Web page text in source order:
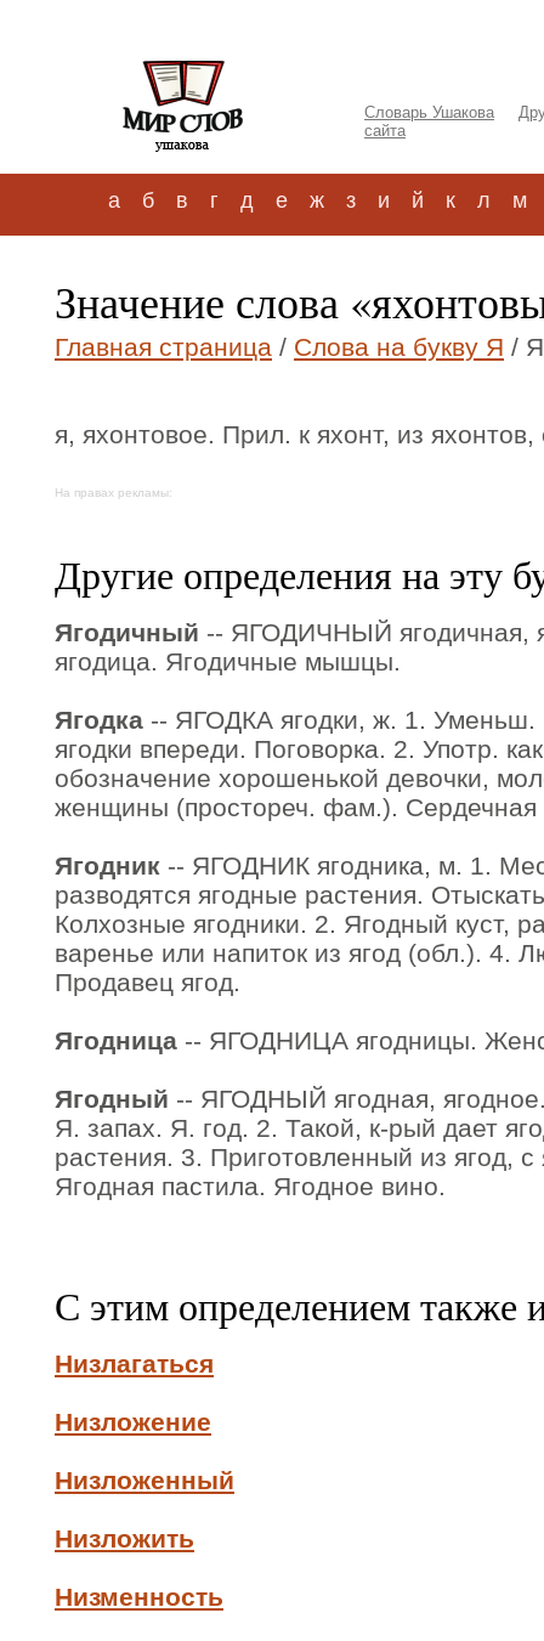
Словарь Ушакова
сайта
а б в г д е ж з и й к л м
Значение слова
Главная страница / Слова на букву Я /
я, яхонтовое. Прил. к яхонт, из
На правах рекламы:
Другие определения на эту
Ягодичный -- ЯГОДИЧНЫЙ ягодичная,
ягодица. Ягодичные мышцы.
Ягодка -- ЯГОДКА ягодки, ж. 1. Уменьш.
ягодки впереди. Поговорка. 2. Употр.
обозначение хорошенькой девочки,
женщины (простореч. фам.). Сердечная
Ягодник -- ЯГОДНИК ягодника, м. 1.
разводятся ягодные растения.
Колхозные ягодники. 2. Ягодный куст,
варенье или напиток из ягод (обл.). 4.
Продавец ягод.
Ягодница -- ЯГОДНИЦА ягодницы.
Ягодный -- ЯГОДНЫЙ ягодная,
Я. запах. Я. год. 2. Такой, к-рый дает
растения. 3. Приготовленный из ягод, с
Ягодная пастила. Ягодное вино.
С этим определением также
Низлагаться
Низложение
Низложенный
Низложить
Низменность